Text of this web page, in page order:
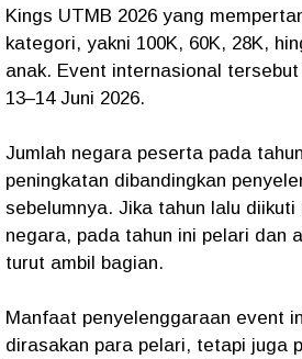
Kings UTMB 2026 yang
kategori, yakni 100K, 60K, 28K,
anak. Event internasional
13–14 Juni 2026.
Jumlah negara peserta pada
peningkatan dibandingkan
sebelumnya. Jika tahun lalu
negara, pada tahun ini pelari dan
turut ambil bagian.
Manfaat penyelenggaraan event
dirasakan para pelari, tetapi juga